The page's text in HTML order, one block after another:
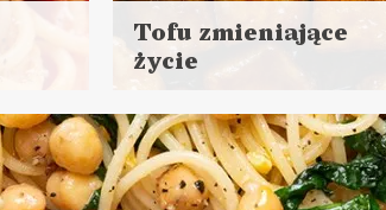
Tofu zmieniające
życie
więcej
Czas przygotowania: 20 - 30
minut
DANIA GŁÓWNE
LUNCHE DO PRACY
KAMERALNY SYLWESTER ?